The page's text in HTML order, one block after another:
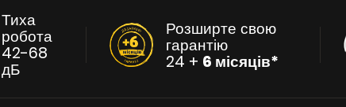
Тиха
робота
42-68
дБ
Розширте свою
гарантію
24 + 6 місяців*